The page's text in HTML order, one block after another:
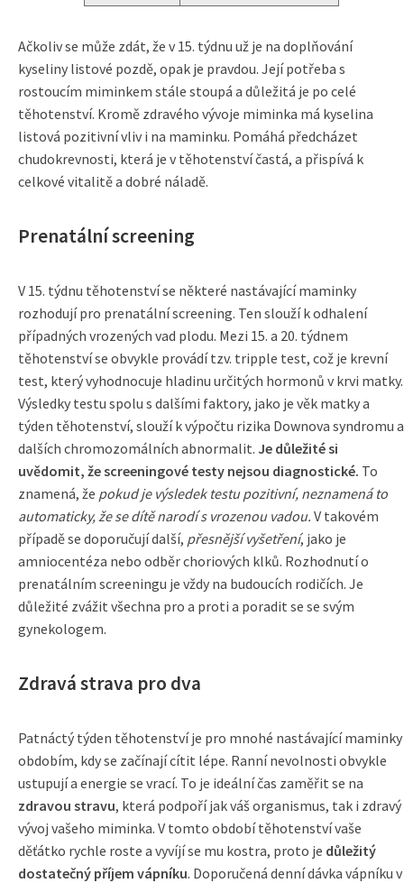
Ačkoliv se může zdát, že v 15. týdnu už je na doplňování
kyseliny listové pozdě, opak je pravdou. Její potřeba s
rostoucím miminkem stále stoupá a důležitá je po celé
těhotenství. Kromě zdravého vývoje miminka má kyselina
listová pozitivní vliv i na maminku. Pomáhá předcházet
chudokrevnosti, která je v těhotenství častá, a přispívá k
celkové vitalitě a dobré náladě.
Prenatální screening
V 15. týdnu těhotenství se některé nastávající maminky
rozhodují pro prenatální screening. Ten slouží k odhalení
případných vrozených vad plodu. Mezi 15. a 20. týdnem
těhotenství se obvykle provádí tzv. tripple test, což je krevní
test, který vyhodnocuje hladinu určitých hormonů v krvi matky.
Výsledky testu spolu s dalšími faktory, jako je věk matky a
týden těhotenství, slouží k výpočtu rizika Downova syndromu a
dalších chromozomálních abnormalit. Je důležité si
uvědomit, že screeningové testy nejsou diagnostické. To
znamená, že pokud je výsledek testu pozitivní, neznamená to
automaticky, že se dítě narodí s vrozenou vadou. V takovém
případě se doporučují další, přesnější vyšetření, jako je
amniocentéza nebo odběr choriových klků. Rozhodnutí o
prenatálním screeningu je vždy na budoucích rodičích. Je
důležité zvážit všechna pro a proti a poradit se se svým
gynekologem.
Zdravá strava pro dva
Patnáctý týden těhotenství je pro mnohé nastávající maminky
obdobím, kdy se začínají cítit lépe. Ranní nevolnosti obvykle
ustupují a energie se vrací. To je ideální čas zaměřit se na
zdravou stravu, která podpoří jak váš organismus, tak i zdravý
vývoj vašeho miminka. V tomto období těhotenství vaše
děťátko rychle roste a vyvíjí se mu kostra, proto je důležitý
dostatečný příjem vápníku. Doporučená denní dávka vápníku v